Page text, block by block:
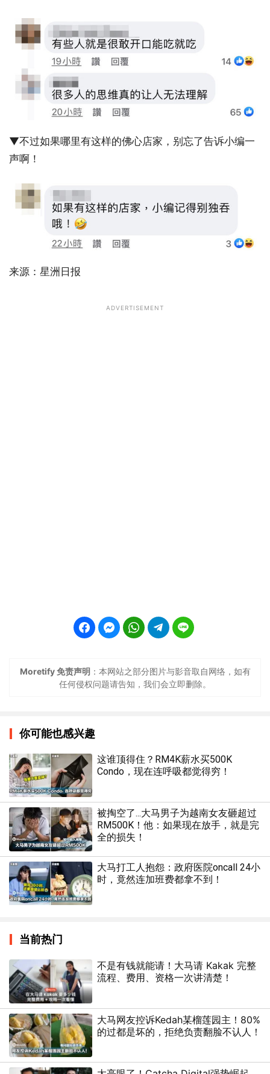
▼不过如果哪里有这样的佛心店家，别忘了告诉小编一
声啊！
来源：星洲日报
ADVERTISEMENT
Moretify 免责声明 ：本网站之部分图片与影音取自网络，如有
任何侵权问题请告知，我们会立即删除。
你可能也感兴趣
这谁顶得住？RM4K薪水买500K
Condo，现在连呼吸都觉得穷！
被掏空了...大马男子为越南女友砸超过
RM500K！他：如果现在放手，就是完
全的损失！
大马打工人抱怨：政府医院oncall 24小
时，竟然连加班费都拿不到！
当前热门
不是有钱就能请！大马请 Kakak 完整
流程、费用、资格一次讲清楚！
大马网友控诉Kedah某榴莲园主！80%
的过都是坏的，拒绝负责翻脸不认人！